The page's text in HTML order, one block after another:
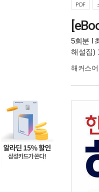
PDF
5회분 l
해설집)
해커스